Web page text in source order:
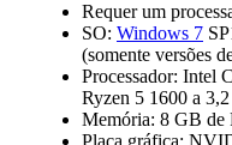
Requer um
SO: Windows 7
(somente versões
Processador: Intel
Ryzen 5 1600 a
Memória: 8 GB
Placa gráfica: